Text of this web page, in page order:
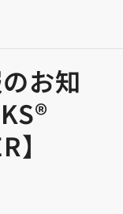
お知
】